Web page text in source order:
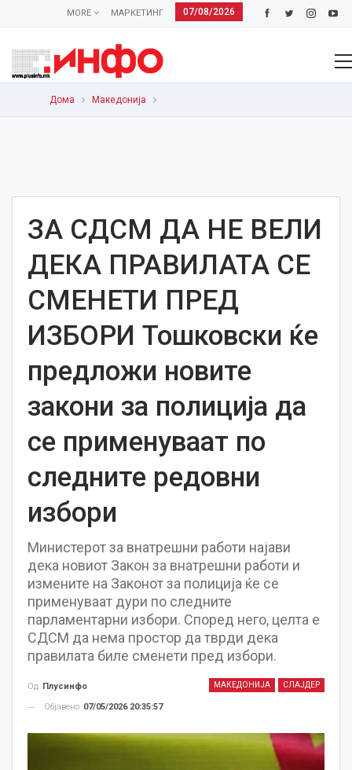
07/08/2026
МАРКЕТИНГ
MORE
Дома Македонија
ЗА СДСМ ДА НЕ ВЕЛИ
ДЕКА ПРАВИЛАТА СЕ
СМЕНЕТИ ПРЕД
ИЗБОРИ Тошковски ќе
предложи новите
закони за полиција да
се применуваат по
следните редовни
избори
Министерот за внатрешни работи најави
дека новиот Закон за внатрешни работи и
измените на Законот за полиција ќе се
применуваат дури по следните
парламентарни избори. Според него, целта е
СДСМ да нема простор да тврди дека
правилата биле сменети пред избори.
МАКЕДОНИЈА СЛАЈДЕР
Од Плусинфо
Објавено 07/05/2026 20:35:57